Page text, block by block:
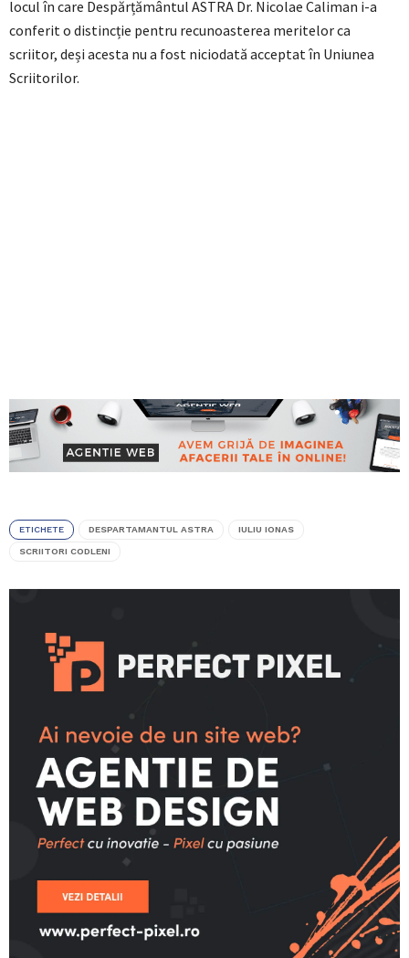
locul în care Despărțământul ASTRA Dr. Nicolae Caliman i-a
conferit o distincție pentru recunoasterea meritelor ca
scriitor, deși acesta nu a fost niciodată acceptat în Uniunea
Scriitorilor.
ETICHETE DESPARTAMANTUL ASTRA IULIU IONAS
SCRIITORI CODLENI